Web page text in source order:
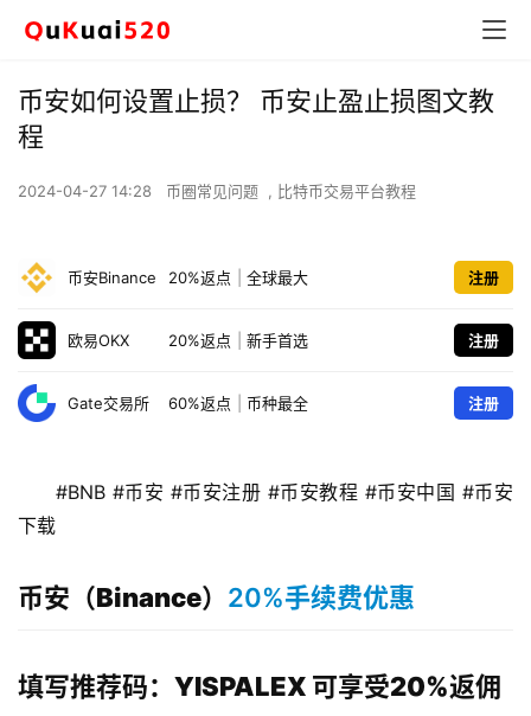
币安如何设置止损？ 币安止盈止损图文教
程
2024-04-27 14:28 币圈常见问题 , 比特币交易平台教程
币安Binance 20%返点 全球最大 注册
欧易OKX 20%返点 新手首选 注册
Gate交易所 60%返点 币种最全 注册
#BNB #币安 #币安注册 #币安教程 #币安中国 #币安
下载
币安（Binance） 20%手续费优惠
填写推荐码：YISPALEX 可享受20%返佣